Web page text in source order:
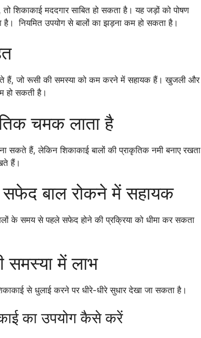
शिकाकाई मददगार साबित हो सकता है। यह जड़ों को पोषण
है। नियमित उपयोग से बालों का झड़ना कम हो सकता है।
हैं, जो रूसी की समस्या को कम करने में सहायक हैं। खुजली और
हो सकती है।
चमक लाता है
सकते हैं, लेकिन शिकाकाई बालों की प्राकृतिक नमी बनाए रखता
हैं।
बाल रोकने में सहायक
के समय से पहले सफेद होने की प्रक्रिया को धीमा कर सकता
समस्या में लाभ
से धुलाई करने पर धीरे-धीरे सुधार देखा जा सकता है।
का उपयोग कैसे करें